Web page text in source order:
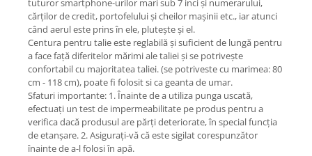
Imbracaminte barbati
Imbracaminte femei
Imbracaminte si Incaltaminte copii
Incaltaminte barbati
Incaltaminte femei
Ochelari de soare
Ochelari de vedere
Gaming, Carti & Birotica
tuturor smartphone-urilor mari sub 7 inci și numerarului,
cărților de credit, portofelului și cheilor mașinii etc., iar atunci
când aerul este prins în ele, plutește și el.
Centura pentru talie este reglabilă și suficient de lungă pentru
a face față diferitelor mărimi ale taliei și se potrivește
confortabil cu majoritatea taliei. (se potriveste cu marimea: 80
cm - 118 cm), poate fi folosit si ca geanta de umar.
Sfaturi importante: 1. Înainte de a utiliza punga uscată,
efectuați un test de impermeabilitate pe produs pentru a
verifica dacă produsul are părți deteriorate, în special funcția
de etanșare. 2. Asigurați-vă că este sigilat corespunzător
înainte de a-l folosi în apă.